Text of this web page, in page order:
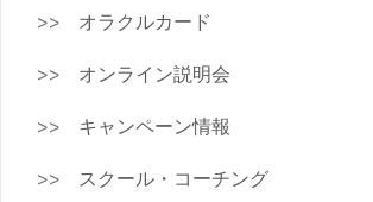
オラクルカード
オンライン説明会
キャンペーン情報
スクール・コーチング